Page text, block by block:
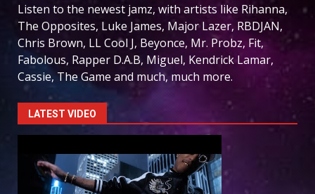
Listen to the newest jamz, with artists like Rihanna,
The Opposites, Luke James, Major Lazer, RBDJAN,
Chris Brown, LL Cool J, Beyonce, Mr. Probz, Fit,
Fabolous, Rapper D.A.B, Miguel, Kendrick Lamar,
Cassie, The Game and much, much more.
LATEST VIDEO